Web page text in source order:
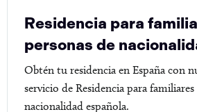
Residencia para
personas de
Obtén tu residencia en España con
servicio de Residencia para
nacionalidad española.